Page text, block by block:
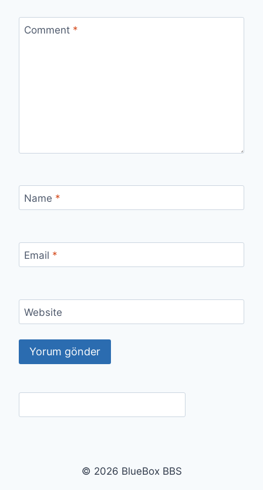
Comment *
Name *
Email *
Website
© 2026 BlueBox BBS